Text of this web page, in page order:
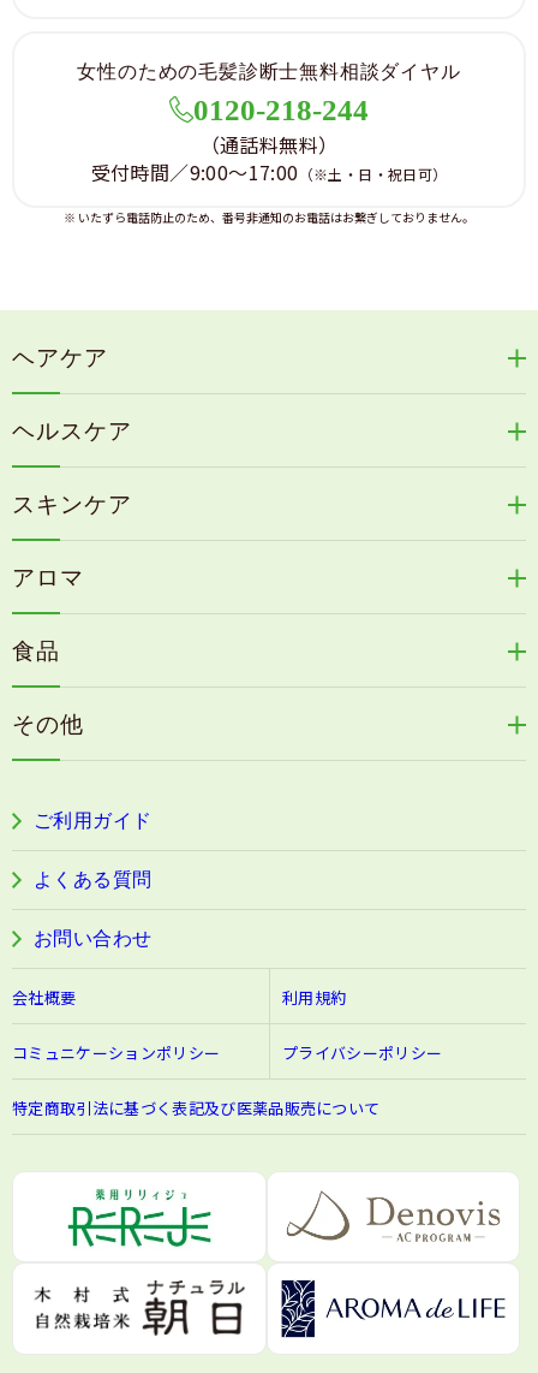
女性のための毛髪診断士無料相談ダイヤル
0120-218-244
（通話料無料）
受付時間／9:00～17:00 （※土・日・祝日可）
※ いたずら電話防止のため、番号非通知のお電話はお繋ぎしておりません。
ヘアケア
冷感育毛エッセンス
リリィジュミスト
リリィジュサプリ
毛歓
ヘアケアその他
ヘルスケア
天の葉健康緑茶
カイアポシリーズ
速感伝統香醋
古家のにんにく
目の疲労感・首肩に感じる負担緩和サプリ
阿波晩茶
スキンケア
うる肌箋
フェミールホワイトNKB
アロマ
浦上式アロマシリーズ
色彩マスク
食品
その他
ご利用ガイド
よくある質問
お問い合わせ
会社概要 利用規約
コミュニケーションポリシー プライバシーポリシー
特定商取引法に基づく表記及び医薬品販売について